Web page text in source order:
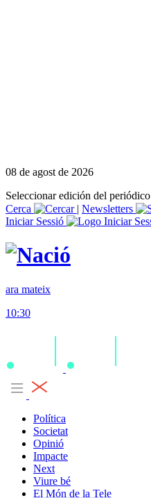
08 de agost de 2026
Seleccionar edición del periódico
Cerca
| Newsletters
Iniciar Sessió
ara mateix
10:30
Política
Societat
Opinió
Impacte
Next
Viure bé
El Món de la Tele